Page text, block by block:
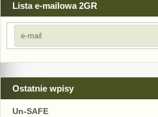
Lista e-mailowa 2GR
Ostatnie wpisy
Un-SAFE